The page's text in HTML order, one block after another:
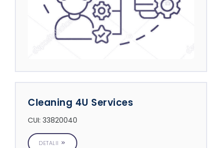
Cleaning 4U Services
CUI: 33820040
DETALII